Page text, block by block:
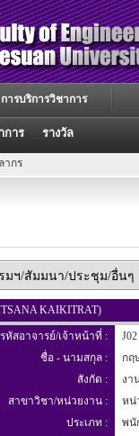
การ รางวัล
การบริการวิชาการ
ากร
มฯ/สัมมนา/ประชุม/อื่นๆ
KAIKITRAT)
รหัสอาจารย์/เจ้าหน้าที่ :
J02
ชื่อ - นามสกุล :
กฤ
สังกัด :
งา
สาขาวิชา/หน่วยงาน :
หน่
ประเภท :
พนั